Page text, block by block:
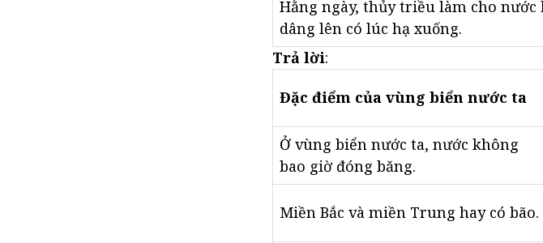
Hằng ngày, thủy triều làm cho nước
dâng lên có lúc hạ xuống.
Trả lời:
Đặc điểm của vùng biển nước ta
Ở vùng biển nước ta, nước không
bao giờ đóng băng.
Miền Bắc và miền Trung hay có bão.